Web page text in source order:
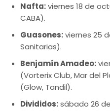
Nafta:viernes 18 de
CABA).
Guasones:viernes 25
Sanitarias).
Benjamín Amadeo:
(Vorterix Club, Mar del
(Glow, Tandil).
Divididos:sábado 26